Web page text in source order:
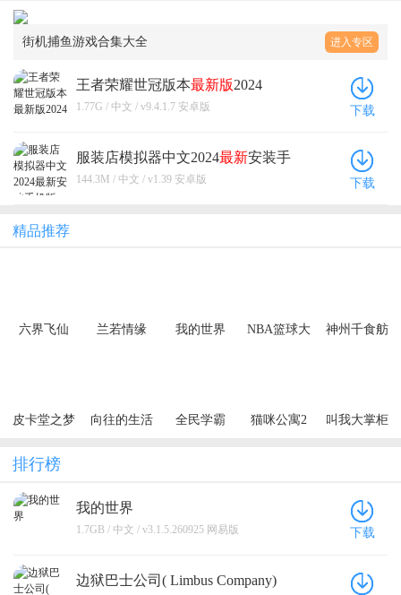
街机捕鱼游戏合集大全 进入专区
王者荣耀世冠版本最新版2024
1.77G / 中文 / v9.4.1.7 安卓版 下载
服装店模拟器中文2024最新安装手
机版
144.3M / 中文 / v1.39 安卓版 下载
精品推荐
六界飞仙
兰若情缘
我的世界
NBA篮球大
神州千食舫
皮卡堂之梦
向往的生活 全民学霸 猫咪公寓2 叫我大掌柜
排行榜
我的世界
1.7GB / 中文 / v3.1.5.260925 网易版 下载
边狱巴士公司( Limbus Company)